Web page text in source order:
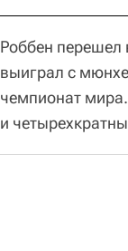
Роббен перешел
выиграл с
чемпионат
и